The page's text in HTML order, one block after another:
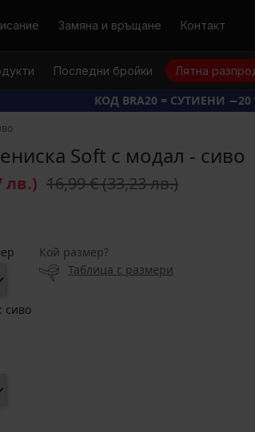
Замяна и връщане Контакт
Последни бройки Лятна
КОД BRA20 = СУТИЕНИ −20
Soft с модал - сиво
лв.) 16,99 €(33,23 лв.)
Кой размер?
Таблица с размери
сиво